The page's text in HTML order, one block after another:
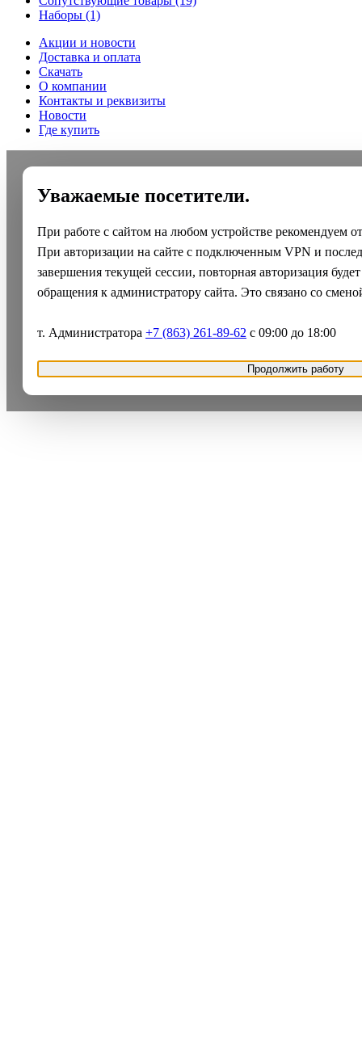
Наборы (1)
Акции и новости
Доставка и оплата
Скачать
О компании
Контакты и реквизиты
Новости
Где купить
Уважаемые посетители.
При работе с сайтом на любом устройстве рекомендуем
При авторизации на сайте с подключенным VPN и
завершения текущей сессии, повторная авторизация
обращения к администратору сайта. Это связано со
т. Администратора +7 (863) 261-89-62 с 09:00 до 18:00
Продолжить работу